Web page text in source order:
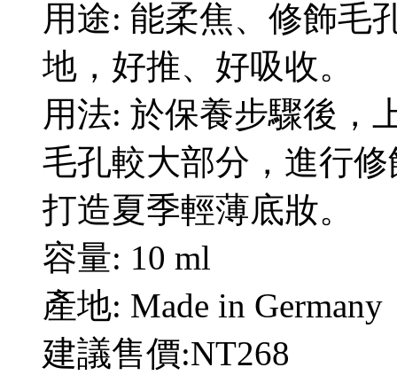
用途: 能柔焦、修飾毛
地，好推、好吸收。
用法: 於保養步驟後，
毛孔較大部分，進行
打造夏季輕薄底妝。
容量: 10 ml
產地: Made in Germany
建議售價:NT268